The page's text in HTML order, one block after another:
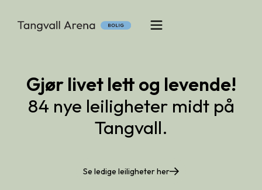
Gjør livet lett og levende!
84 nye leiligheter midt på
Tangvall.
Se ledige leiligheter her